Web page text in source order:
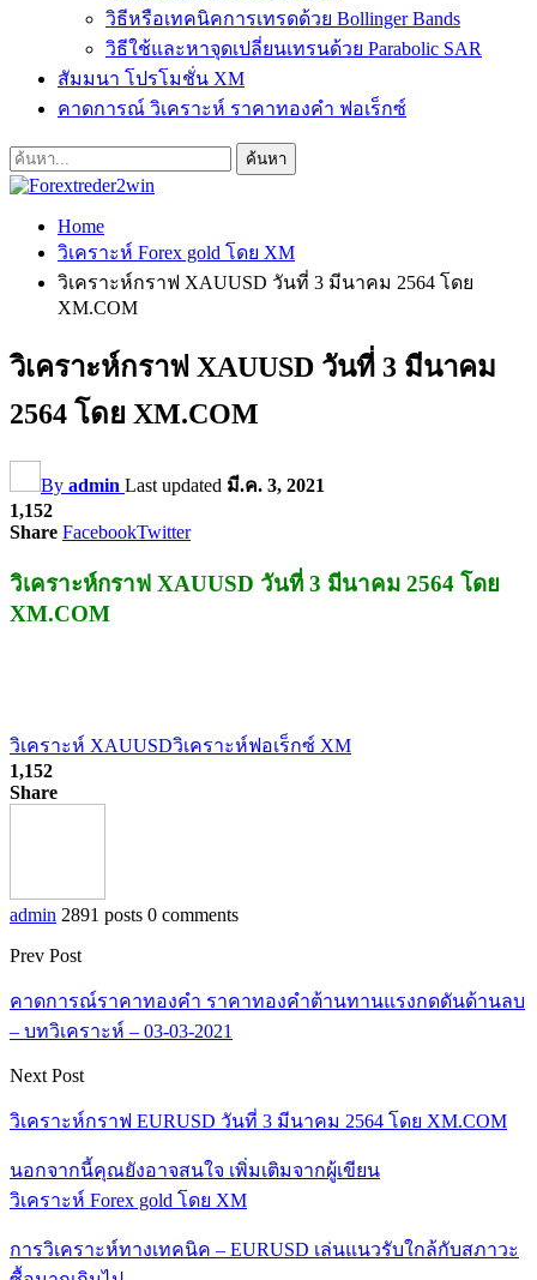
วิธีหรือเทคนิคการเทรดด้วย Bollinger Bands
วิธีใช้และหาจุดเปลี่ยนเทรนด้วย Parabolic SAR
สัมมนา โปรโมชั่น XM
คาดการณ์ วิเคราะห์ ราคาทองคำ ฟอเร็กซ์
Home
วิเคราะห์ Forex gold โดย XM
วิเคราะห์กราฟ XAUUSD วันที่ 3 มีนาคม 2564 โดย
XM.COM
วิเคราะห์กราฟ XAUUSD วันที่ 3 มีนาคม
2564 โดย XM.COM
By admin Last updated มี.ค. 3, 2021
1,152
Share FacebookTwitter
วิเคราะห์กราฟ XAUUSD วันที่ 3 มีนาคม 2564 โดย
XM.COM
วิเคราะห์ XAUUSDวิเคราะห์ฟอเร็กซ์ XM
1,152
Share
admin 2891 posts 0 comments
Prev Post
คาดการณ์ราคาทองคำ ราคาทองคำต้านทานแรงกดดันด้านลบ
– บทวิเคราะห์ – 03-03-2021
Next Post
วิเคราะห์กราฟ EURUSD วันที่ 3 มีนาคม 2564 โดย XM.COM
นอกจากนี้คุณยังอาจสนใจ เพิ่มเติมจากผู้เขียน
วิเคราะห์ Forex gold โดย XM
การวิเคราะห์ทางเทคนิค – EURUSD เล่นแนวรับใกล้กับสภาวะ